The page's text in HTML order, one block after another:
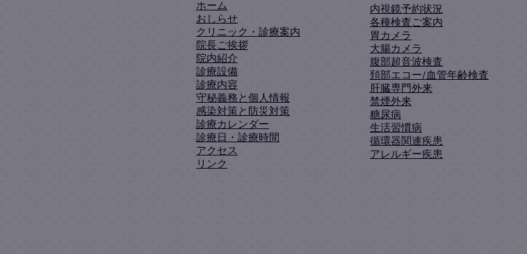
ホーム
おしらせ
クリニック・診療案内
院長ご挨拶
院内紹介
診療設備
診療内容
守秘義務と個人情報
感染対策と防災対策
診療カレンダー
診療日・診療時間
アクセス
リンク
内視鏡予約状況
各種検査ご案内
胃カメラ
大腸カメラ
腹部超音波検査
頚部エコー/血管年齢検査
肝臓専門外来
禁煙外来
糖尿病
生活習慣病
循環器関連疾患
アレルギー疾患